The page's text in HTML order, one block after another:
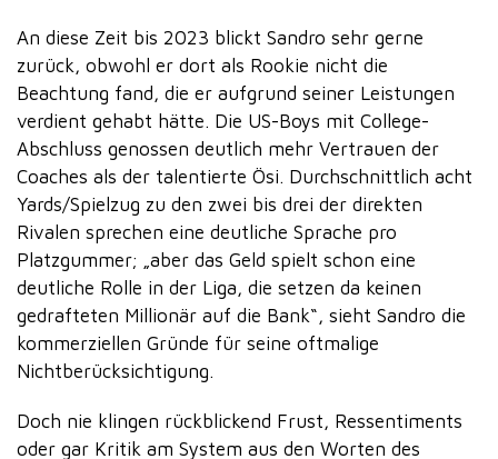
An diese Zeit bis 2023 blickt Sandro sehr gerne
zurück, obwohl er dort als Rookie nicht die
Beachtung fand, die er aufgrund seiner Leistungen
verdient gehabt hätte. Die US-Boys mit College-
Abschluss genossen deutlich mehr Vertrauen der
Coaches als der talentierte Ösi. Durchschnittlich acht
Yards/Spielzug zu den zwei bis drei der direkten
Rivalen sprechen eine deutliche Sprache pro
Platzgummer; „aber das Geld spielt schon eine
deutliche Rolle in der Liga, die setzen da keinen
gedrafteten Millionär auf die Bank“, sieht Sandro die
kommerziellen Gründe für seine oftmalige
Nichtberücksichtigung.
Doch nie klingen rückblickend Frust, Ressentiments
oder gar Kritik am System aus den Worten des